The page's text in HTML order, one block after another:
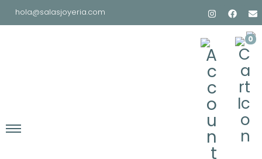
hola@salasjoyeria.com
0